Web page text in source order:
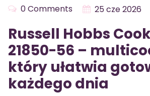
0 Comments 25 cze 2026
Russell Hobbs
21850-56 –
który ułatwia
każdego dnia